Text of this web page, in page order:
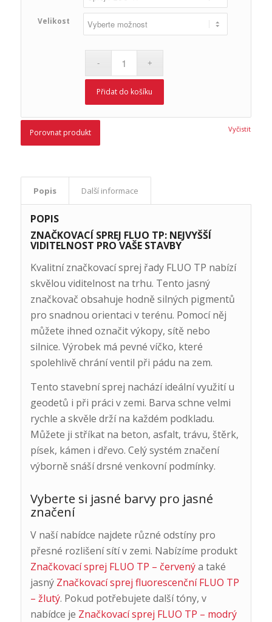
Velikost
Vyčistit
Přidat do košíku
Porovnat produkt
Popis Další informace
POPIS
ZNAČKOVACÍ SPREJ FLUO TP: NEJVYŠŠÍ
VIDITELNOST PRO VAŠE STAVBY
Kvalitní značkovací sprej řady FLUO TP nabízí
skvělou viditelnost na trhu. Tento jasný
značkovač obsahuje hodně silných pigmentů
pro snadnou orientaci v terénu. Pomocí něj
můžete ihned označit výkopy, sítě nebo
silnice. Výrobek má pevné víčko, které
spolehlivě chrání ventil při pádu na zem.
Tento stavební sprej nachází ideální využití u
geodetů i při práci v zemi. Barva schne velmi
rychle a skvěle drží na každém podkladu.
Můžete ji stříkat na beton, asfalt, trávu, štěrk,
písek, kámen i dřevo. Celý systém značení
výborně snáší drsné venkovní podmínky.
Vyberte si jasné barvy pro jasné
značení
V naší nabídce najdete různé odstíny pro
přesné rozlišení sítí v zemi. Nabízíme produkt
Značkovací sprej FLUO TP – červenýa také
jasný Značkovací sprej fluorescenční FLUO TP
– žlutý. Pokud potřebujete další tóny, v
nabídce je Značkovací sprej FLUO TP – modrý